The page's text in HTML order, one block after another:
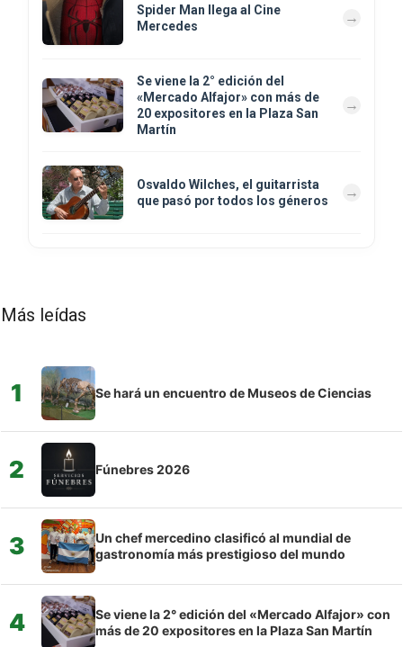
Spider Man llega al Cine
Mercedes
Se viene la 2° edición del
«Mercado Alfajor» con más de
20 expositores en la Plaza San
Martín
Osvaldo Wilches, el guitarrista
que pasó por todos los géneros
Más leídas
1 Se hará un encuentro de Museos de Ciencias
2 Fúnebres 2026
3
Un chef mercedino clasificó al mundial de
gastronomía más prestigioso del mundo
4
Se viene la 2° edición del «Mercado Alfajor» con
más de 20 expositores en la Plaza San Martín